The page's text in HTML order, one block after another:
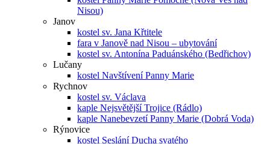
Nisou)
Janov
kostel sv. Jana Křtitele
fara v Janově nad Nisou – ubytování
kostel sv. Antonína Paduánského (Bedřichov)
Lučany
kostel Navštívení Panny Marie
Rychnov
kostel sv. Václava
kaple Nejsvětější Trojice (Rádlo)
kaple Nanebevzetí Panny Marie (Dobrá Voda)
Rýnovice
kostel Seslání Ducha svatého